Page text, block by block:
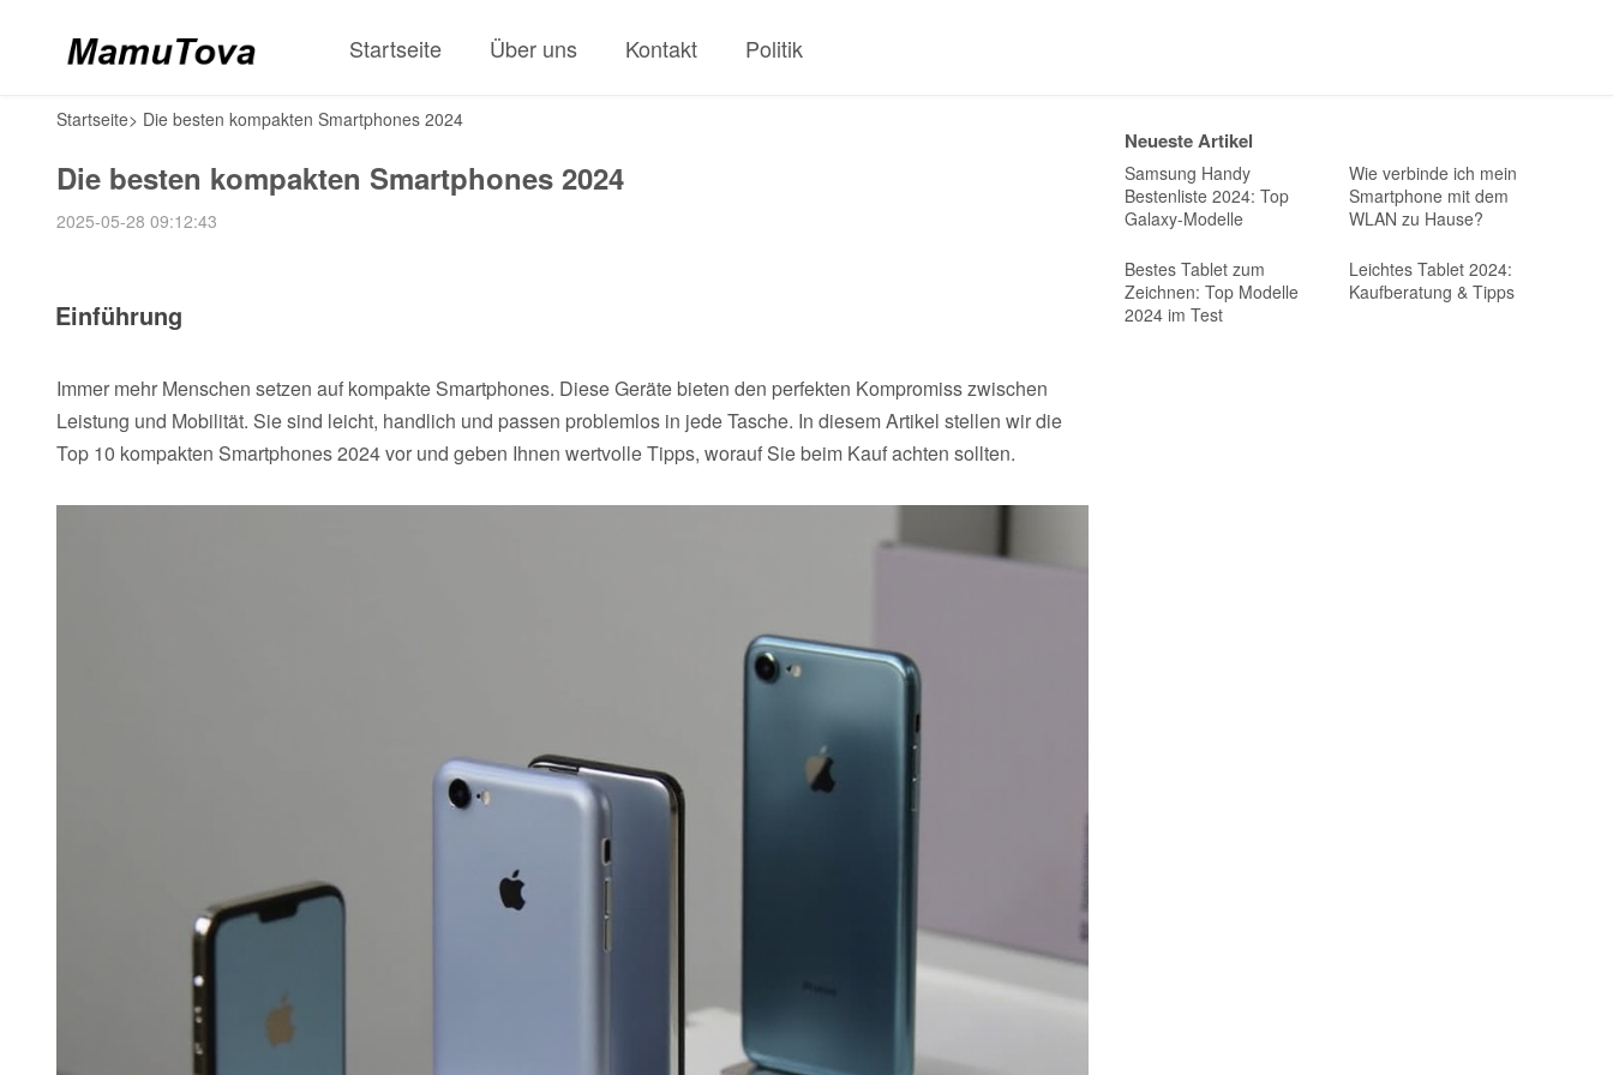
Startseite Über uns Kontakt Politik
Startseite> Die besten kompakten Smartphones 2024
Die besten kompakten Smartphones 2024
2025-05-28 09:12:43
Einführung
Immer mehr Menschen setzen auf kompakte Smartphones. Diese Geräte bieten den perfekten Kompromiss zwischen
Leistung und Mobilität. Sie sind leicht, handlich und passen problemlos in jede Tasche. In diesem Artikel stellen wir die
Top 10 kompakten Smartphones 2024 vor und geben Ihnen wertvolle Tipps, worauf Sie beim Kauf achten sollten.
Neueste Artikel
Samsung Handy
Bestenliste 2024: Top
Galaxy-Modelle
Wie verbinde ich mein
Smartphone mit dem
WLAN zu Hause?
Bestes Tablet zum
Zeichnen: Top Modelle
2024 im Test
Leichtes Tablet 2024:
Kaufberatung & Tipps